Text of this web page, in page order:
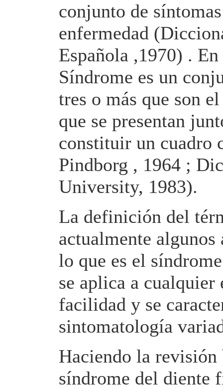
conjunto de
enfermedad
Española ,1970) .
Síndrome es un
tres o más que son
que se presentan
constituir un
Pindborg , 1964 ;
University, 1983).
La definición del
actualmente algunos
lo que es el
se aplica a cualquier
facilidad y se
sintomatología
Haciendo la
síndrome del diente